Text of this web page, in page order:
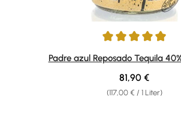
Durchschnittliche Bewertung von 4.95
Padre azul Reposado Tequila
(117,00 € / 1 Liter)
Regulärer Preis:
81,90 €